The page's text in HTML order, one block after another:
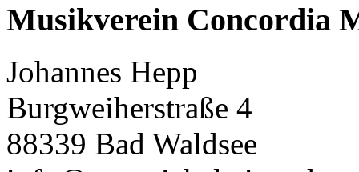
Musikverein Concordia
Johannes Hepp
Burgweiherstraße 4
88339 Bad Waldsee